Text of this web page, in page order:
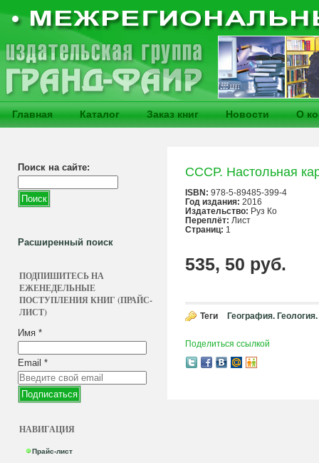
Главная Каталог Заказ книг Новости О
Поиск на сайте:
Расширенный поиск
ПОДПИШИТЕСЬ НА
ЕЖЕНЕДЕЛЬНЫЕ
ПОСТУПЛЕНИЯ КНИГ (ПРАЙС-
ЛИСТ)
Имя *
Email *
НАВИГАЦИЯ
Прайс-лист
СССР. Настольная
ISBN: 978-5-89485-399-4
Год издания: 2016
Издательство: Руз Ко
Переплёт: Лист
Страниц: 1
535, 50 руб.
Теги География.
Поделиться ссылкой